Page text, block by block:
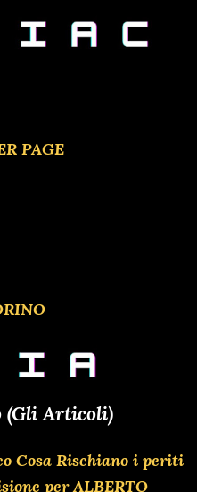
PAGE
(Gli Articoli)
Cosa Rischiano i periti
per ALBERTO